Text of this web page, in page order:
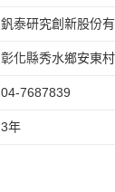
釩泰研究創新股份
彰化縣秀水鄉安東
04-7687839
3年